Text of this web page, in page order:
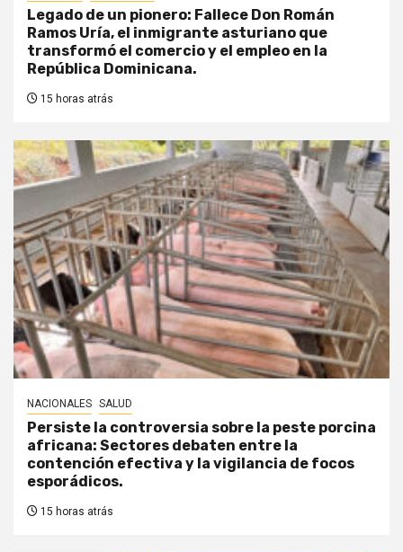
Legado de un pionero: Fallece Don Román
Ramos Uría, el inmigrante asturiano que
transformó el comercio y el empleo en la
República Dominicana.
15 horas atrás
NACIONALES SALUD
Persiste la controversia sobre la peste porcina
africana: Sectores debaten entre la
contención efectiva y la vigilancia de focos
esporádicos.
15 horas atrás